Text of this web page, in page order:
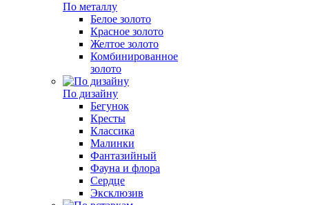
По металлу
Белое золото
Красное золото
Желтое золото
Комбинированное
золото
По дизайну
Бегунок
Кресты
Классика
Малинки
Фантазийный
Фауна и флора
Сердце
Эксклюзив